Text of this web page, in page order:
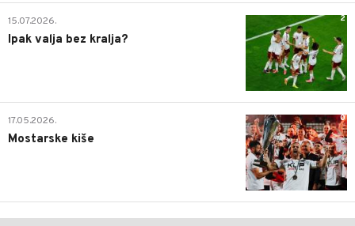
2
15.07.2026.
Ipak valja bez kralja?
0
17.05.2026.
Mostarske kiše